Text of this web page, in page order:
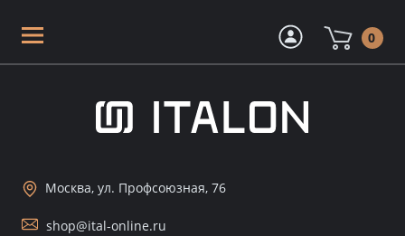
0
Москва, ул. Профсоюзная, 76
shop@ital-online.ru